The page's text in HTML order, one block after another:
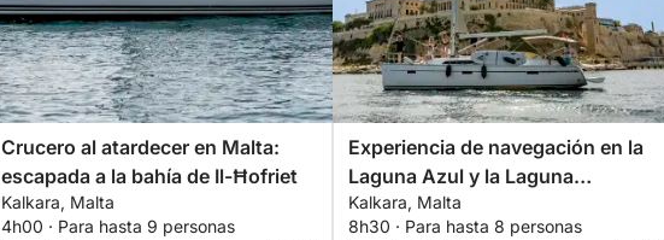
Crucero al atardecer en Malta:
escapada a la bahía de Il-Ħofriet
Kalkara, Malta
4h00 · Para hasta 9 personas
Experiencia de navegación en la
Laguna Azul y la Laguna
Cristalina – Día completo en Malta
Kalkara, Malta
8h30 · Para hasta 8 personas